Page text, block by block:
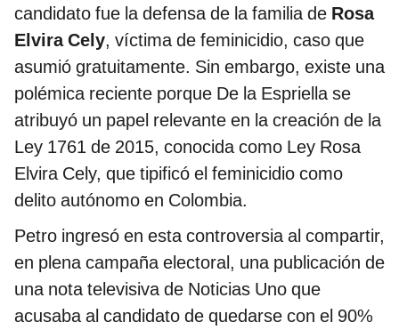
candidato fue la defensa de la familia de Rosa
Elvira Cely, víctima de feminicidio, caso que
asumió gratuitamente. Sin embargo, existe una
polémica reciente porque De la Espriella se
atribuyó un papel relevante en la creación de la
Ley 1761 de 2015, conocida como Ley Rosa
Elvira Cely, que tipificó el feminicidio como
delito autónomo en Colombia.
Petro ingresó en esta controversia al compartir,
en plena campaña electoral, una publicación de
una nota televisiva de Noticias Uno que
acusaba al candidato de quedarse con el 90%